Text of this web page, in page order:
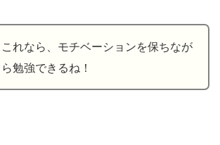
これなら、モチベーションを保ちなが
ら勉強できるね！